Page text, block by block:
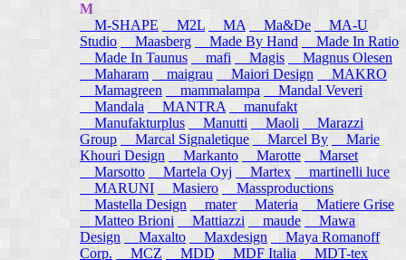
M
M-SHAPE
M2L MA Ma&De
MA-U
Studio
Maasberg Made By Hand
Made In Ratio
Made In Taunus
mafi Magis
Magnus Olesen
Maharam
maigrau Maiori Design
MAKRO
Mamagreen
mammalampa
Mandal Veveri
Mandala
MANTRA
manufakt
Manufakturplus
Manutti Maoli
Marazzi
Group
Marcal Signaletique Marcel By
Marie
Khouri Design
Markanto Marotte
Marset
Marsotto
Martela Oyj Martex
martinelli luce
MARUNI
Masiero
Massproductions
Mastella Design
mater Materia
Matiere Grise
Matteo Brioni
Mattiazzi maude
Mawa
Design
Maxalto Maxdesign
Maya Romanoff
Corp.
MCZ MDD MDF Italia
MDT-tex